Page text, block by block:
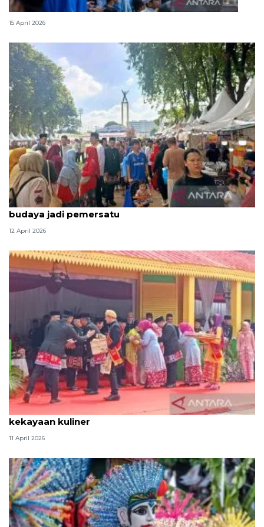
Lebaran Betawi, harmoni tradisi dan kota global
15 April 2026
Ketum Bamus sebut Lebaran Betawi 2026 maknai
budaya jadi pemersatu
12 April 2026
Tradisi hantaran Lebaran Betawi simbol bakti dan
kekayaan kuliner
11 April 2026